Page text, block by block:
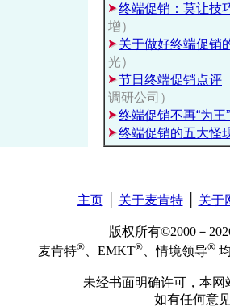
终端促销：莫让技
增）
关于做好终端促销
光）
节日终端促销点评
调研公司）
终端促销不再“为王”
终端促销的五大怪
主页│ 关于麦肯特│ 关于
版权所有©2000－
麦肯特® 、EMKT® 、情境领导®
未经书面明确许可，本
如有任何意